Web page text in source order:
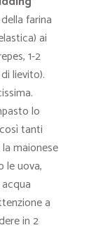
farina
ai
1-2
lievito).
lo
tanti
maionese
le uova,
a
in 2